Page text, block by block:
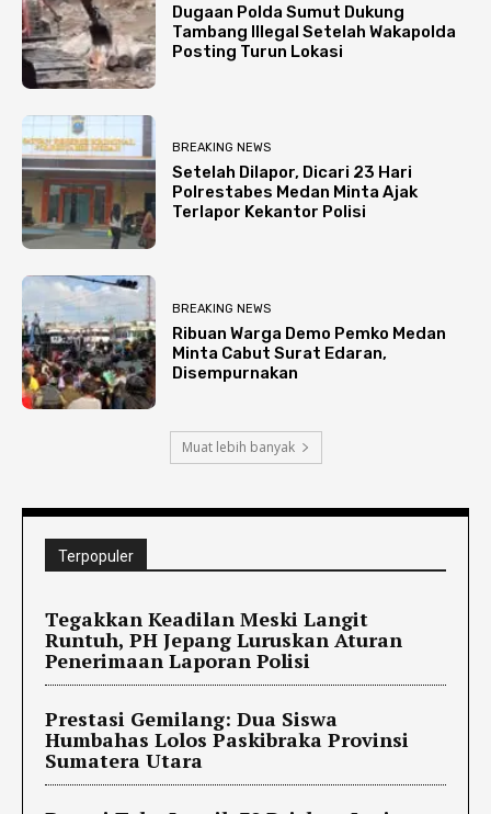
Dugaan Polda Sumut Dukung
Tambang Illegal Setelah Wakapolda
Posting Turun Lokasi
BREAKING NEWS
Setelah Dilapor, Dicari 23 Hari
Polrestabes Medan Minta Ajak
Terlapor Kekantor Polisi
BREAKING NEWS
Ribuan Warga Demo Pemko Medan
Minta Cabut Surat Edaran,
Disempurnakan
Muat lebih banyak
Terpopuler
Tegakkan Keadilan Meski Langit
Runtuh, PH Jepang Luruskan Aturan
Penerimaan Laporan Polisi
Prestasi Gemilang: Dua Siswa
Humbahas Lolos Paskibraka Provinsi
Sumatera Utara